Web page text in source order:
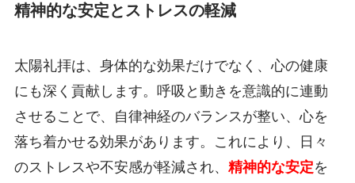
精神的な安定とストレスの軽減
太陽礼拝は、身体的な効果だけでなく、心の健康
にも深く貢献します。呼吸と動きを意識的に連動
させることで、自律神経のバランスが整い、心を
落ち着かせる効果があります。これにより、日々
のストレスや不安感が軽減され、 精神的な安定を